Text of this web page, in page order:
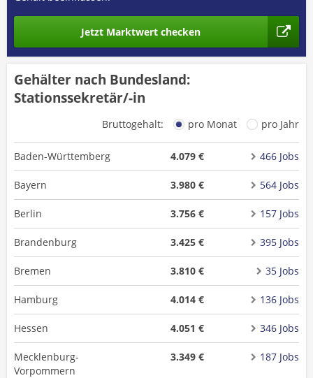
Jetzt Marktwert checken
Gehälter nach Bundesland:
Stationssekretär/-in
Bruttogehalt: pro Monat pro Jahr
Baden-Württemberg 4.079 € 466 Jobs
Bayern 3.980 € 564 Jobs
Berlin 3.756 € 157 Jobs
Brandenburg 3.425 € 395 Jobs
Bremen 3.810 € 35 Jobs
Hamburg 4.014 € 136 Jobs
Hessen 4.051 € 346 Jobs
Mecklenburg-
Vorpommern
3.349 € 187 Jobs